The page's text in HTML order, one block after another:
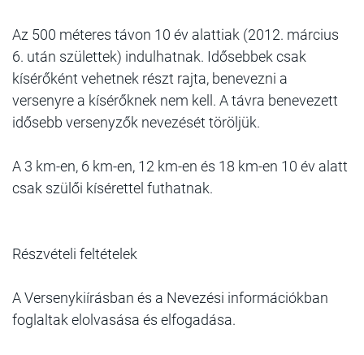
Az 500 méteres távon 10 év alattiak (2012. március
6. után születtek) indulhatnak. Idősebbek csak
kísérőként vehetnek részt rajta, benevezni a
versenyre a kísérőknek nem kell. A távra benevezett
idősebb versenyzők nevezését töröljük.
A 3 km-en, 6 km-en, 12 km-en és 18 km-en 10 év alatt
csak szülői kísérettel futhatnak.
Részvételi feltételek
A Versenykiírásban és a Nevezési információkban
foglaltak elolvasása és elfogadása.